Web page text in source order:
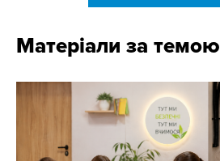
Матеріали за темою